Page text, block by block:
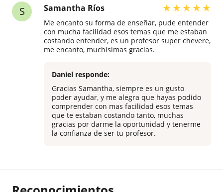
S Samantha Ríos ★★★★★
Me encanto su forma de enseñar, pude entender
con mucha facilidad esos temas que me estaban
costando entender, es un profesor super chevere,
me encanto, muchísimas gracias.
Daniel responde:
Gracias Samantha, siempre es un gusto
poder ayudar, y me alegra que hayas podido
comprender con mas facilidad esos temas
que te estaban costando tanto, muchas
gracias por darme la oportunidad y tenerme
la confianza de ser tu profesor.